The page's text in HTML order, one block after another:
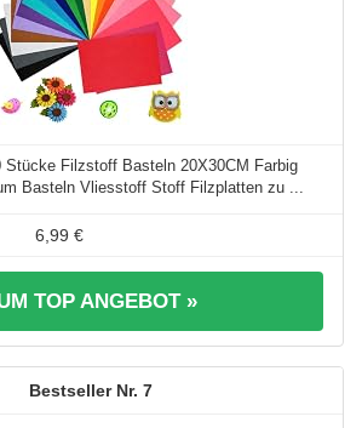
Stücke Filzstoff Basteln 20X30CM Farbig
Basteln Vliesstoff Stoff Filzplatten zu ...
6,99 €
TOP ANGEBOT »
7